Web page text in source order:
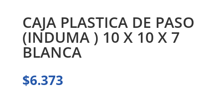
CAJA PLASTICA DE PASO
(INDUMA ) 10 X 10 X 7
BLANCA
$6.373